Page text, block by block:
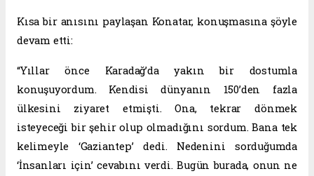
Kısa bir anısını paylaşan Konatar, konuşmasına şöyle
devam etti:
“Yıllar önce Karadağ’da yakın bir dostumla
konuşuyordum. Kendisi dünyanın 150’den fazla
ülkesini ziyaret etmişti. Ona, tekrar dönmek
isteyeceği bir şehir olup olmadığını sordum. Bana tek
kelimeyle ‘Gaziantep’ dedi. Nedenini sorduğumda
‘İnsanları için’ cevabını verdi. Bugün burada, onun ne